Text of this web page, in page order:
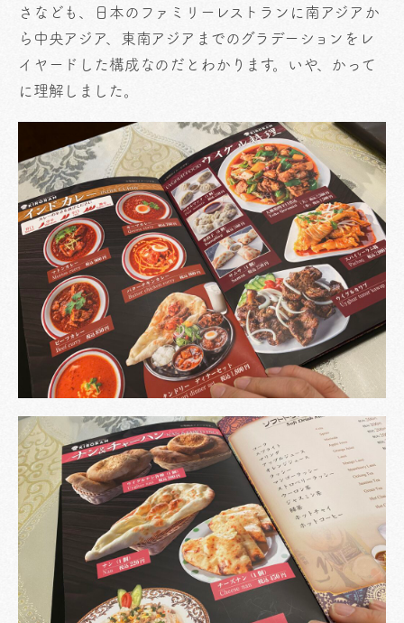
さなども、日本のファミリーレストランに南アジアか
ら中央アジア、東南アジアまでのグラデーションをレ
イヤードした構成なのだとわかります。いや、かって
に理解しました。